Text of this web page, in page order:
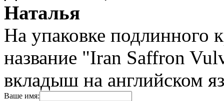
Наталья
На упаковке подлинного
название "Iran Saffron
вкладыш на английском
Ваше имя: